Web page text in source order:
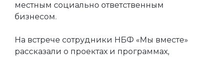
местным социально ответственным
бизнесом.
На встрече сотрудники НБФ «Мы вместе»
рассказали о проектах и программах,